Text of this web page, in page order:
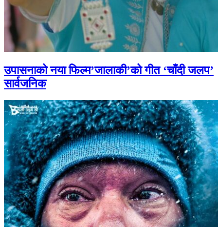
उपासनाको नया फिल्म’जालाकी’को गीत ‘चाँदी जलप’
सार्वजनिक